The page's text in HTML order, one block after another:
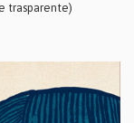
trasparente)